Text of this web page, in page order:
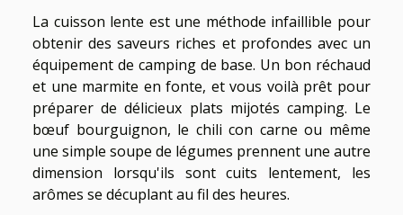
La cuisson lente est une méthode infaillible pour
obtenir des saveurs riches et profondes avec un
équipement de camping de base. Un bon réchaud
et une marmite en fonte, et vous voilà prêt pour
préparer de délicieux plats mijotés camping. Le
bœuf bourguignon, le chili con carne ou même
une simple soupe de légumes prennent une autre
dimension lorsqu'ils sont cuits lentement, les
arômes se décuplant au fil des heures.